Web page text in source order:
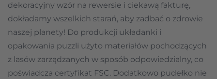
dekoracyjny wzór na rewersie i ciekawą fakturę,
dokładamy wszelkich starań, aby zadbać o zdrowie
naszej planety! Do produkcji układanki i
opakowania puzzli użyto materiałów pochodzących
z lasów zarządzanych w sposób odpowiedzialny, co
poświadcza certyfikat FSC. Dodatkowo pudełko nie